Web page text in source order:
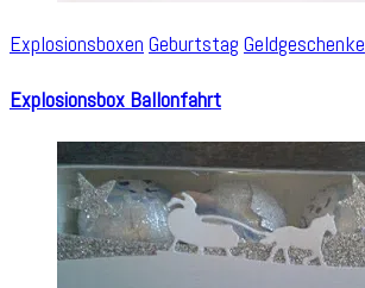
Explosionsboxen Geburtstag Geldgeschenke
Explosionsbox Ballonfahrt